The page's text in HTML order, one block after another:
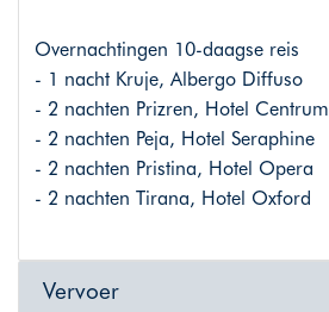
Overnachtingen 10-daagse reis
- 1 nacht Kruje, Albergo Diffuso
- 2 nachten Prizren, Hotel Centrum
- 2 nachten Peja, Hotel Seraphine
- 2 nachten Pristina, Hotel Opera
- 2 nachten Tirana, Hotel Oxford
Vervoer